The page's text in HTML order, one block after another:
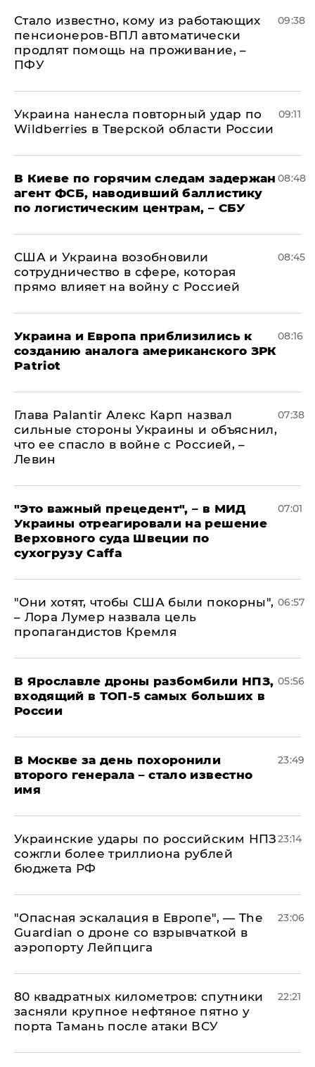
Стало известно, кому из работающих
пенсионеров-ВПЛ автоматически
продлят помощь на проживание, –
ПФУ
09:38
Украина нанесла повторный удар по
Wildberries в Тверской области России
09:11
В Киеве по горячим следам задержан
агент ФСБ, наводивший баллистику
по логистическим центрам, – СБУ
08:48
США и Украина возобновили
сотрудничество в сфере, которая
прямо влияет на войну с Россией
08:45
Украина и Европа приблизились к
созданию аналога американского ЗРК
Patriot
08:16
Глава Palantir Алекс Карп назвал
сильные стороны Украины и объяснил,
что ее спасло в войне с Россией, –
Левин
07:38
"Это важный прецедент", – в МИД
Украины отреагировали на решение
Верховного суда Швеции по
сухогрузу Caffa
07:01
"Они хотят, чтобы США были покорны",
– Лора Лумер назвала цель
пропагандистов Кремля
06:57
В Ярославле дроны разбомбили НПЗ,
входящий в ТОП-5 самых больших в
России
05:56
В Москве за день похоронили
второго генерала – стало известно
имя
23:49
Украинские удары по российским НПЗ
сожгли более триллиона рублей
бюджета РФ
23:14
"Опасная эскалация в Европе", — The
Guardian о дроне со взрывчаткой в
аэропорту Лейпцига
23:06
80 квадратных километров: спутники
засняли крупное нефтяное пятно у
порта Тамань после атаки ВСУ
22:21